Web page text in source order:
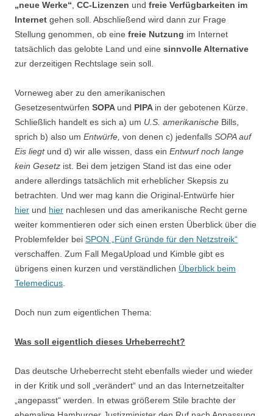
„neue Werke“ CC-Lizenzen und freie Verfügbarkeiten im
Internet gehen soll. Abschließend wird dann zur Frage
Stellung genommen, ob eine freie Nutzung im Internet
tatsächlich das gelobte Land und eine sinnvolle Alternative
zur derzeitigen Rechtslage sein soll.
Vorneweg aber zu den amerikanischen
Gesetzesentwürfen SOPA und PIPA in der gebotenen Kürze.
Schließlich handelt es sich a) um U.S. amerikanische Bills,
sprich b) also um Entwürfe, von denen c) jedenfalls SOPA auf
Eis liegtund d) wir alle wissen, dass ein Entwurf noch lange
kein Gesetz ist. Bei dem jetzigen Stand ist das eine oder
andere allerdings tatsächlich mit erheblicher Skepsis zu
betrachten. Und wer mag kann die Original-Entwürfe hier
hier und hier nachlesen und das amerikanische Recht gerne
weiter kommentieren oder sich einen ersten Überblick über die
Problemfelder bei SPON „Fünf Gründe für den Netzstreik“
verschaffen. Zum Fall MegaUpload und Kimble gibt es
übrigens einen kurzen und verständlichen Überblick beim
Telemedicus
Doch nun zum eigentlichen Thema:
Was soll eigentlich dieses Urheberrecht?
Das deutsche Urheberrecht steht ebenfalls wieder und wieder
in der Kritik und soll „verändert“ und an das Internetzeitalter
„angepasst“ werden. In etwas größerem Stile brachte der